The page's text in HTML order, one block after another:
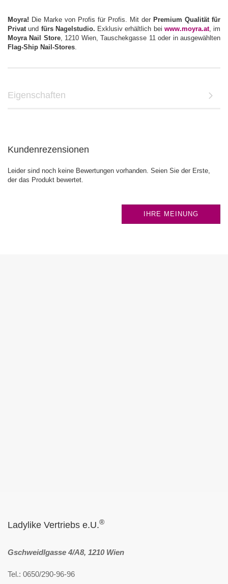
Moyra! Die Marke von Profis für Profis. Mit der Premium Qualität für
Privatund fürs Nagelstudio. Exklusiv erhältlich bei www.moyra.at, im
Moyra Nail Store, 1210 Wien, Tauschekgasse 11 oder in ausgewählten
Flag-Ship Nail-Stores
Eigenschaften
Kundenrezensionen
Leider sind noch keine Bewertungen vorhanden. Seien Sie der Erste,
der das Produkt bewertet.
IHRE MEINUNG
Ladylike Vertriebs e.U.®
Gschweidlgasse 4/A8, 1210 Wien
Tel.: 0650/290-96-96